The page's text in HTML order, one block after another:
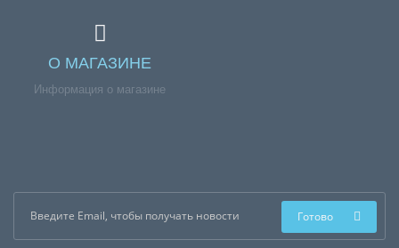
О МАГАЗИНЕ
Информация о магазине
Готово